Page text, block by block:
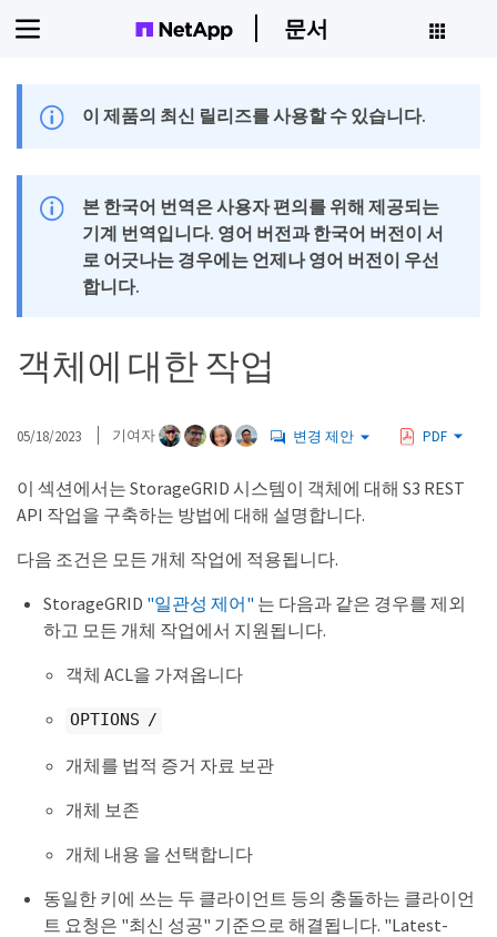
문서
이 제품의 최신 릴리즈를 사용할 수 있습니다.
본 한국어 번역은 사용자 편의를 위해 제공되는
기계 번역입니다. 영어 버전과 한국어 버전이 서
로 어긋나는 경우에는 언제나 영어 버전이 우선
합니다.
객체에 대한 작업
05/18/2023 기여자 변경 제안 PDF
이 섹션에서는 StorageGRID 시스템이 객체에 대해 S3 REST
API 작업을 구축하는 방법에 대해 설명합니다.
다음 조건은 모든 개체 작업에 적용됩니다.
StorageGRID "일관성 제어" 는 다음과 같은 경우를 제외
하고 모든 개체 작업에서 지원됩니다.
객체 ACL을 가져옵니다
OPTIONS /
개체를 법적 증거 자료 보관
개체 보존
개체 내용 을 선택합니다
동일한 키에 쓰는 두 클라이언트 등의 충돌하는 클라이언
트 요청은 "최신 성공" 기준으로 해결됩니다. "Latest-